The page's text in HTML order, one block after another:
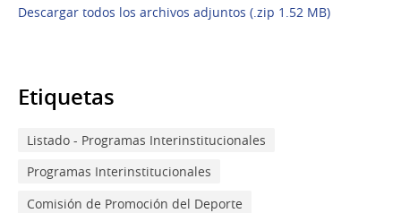
Descargar todos los archivos adjuntos (.zip 1.52 MB)
Etiquetas
Listado - Programas Interinstitucionales
Programas Interinstitucionales
Comisión de Promoción del Deporte